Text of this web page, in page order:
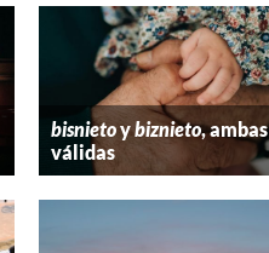
bisnietoybiznieto, ambas
válidas